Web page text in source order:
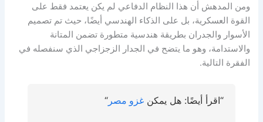
ومن المدهش أن هذا النظام الدفاعي لم يكن يعتمد فقط على
القوة العسكرية، بل على الذكاء الهندسي أيضًا، حيث تم تصميم
الأسوار والجدران بطريقة هندسية متطورة تضمن المتانة
والاستدامة، وهو ما يتضح في الجدار الزجزاجي الذي سنفصله في
الفقرة التالية.
“اقرأ أيضًا: هل يمكن غزو مصر “